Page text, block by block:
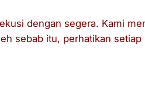
dengan segera. Kami
sebab itu, perhatikan